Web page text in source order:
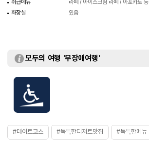
취급메뉴
라떼 / 아이스크림 라떼 / 아포카토 등
화장실
있음
모두의 여행 '무장애여행'
#데이트코스 #독특한디저트맛집 #독특한메뉴